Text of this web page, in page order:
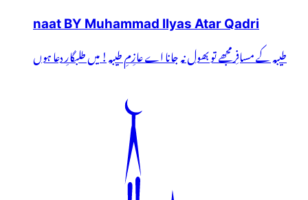
naat BY Muhammad Ilyas Atar Qadri
طیبہ کے مسافِر مجھے تو بھول نہ جانا اے عازِمِ طیبہ! میں طلبگارِ دعا ہوں